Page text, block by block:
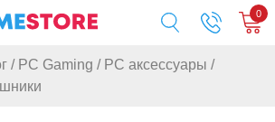
0
/ PC Gaming / PC аксессуары /